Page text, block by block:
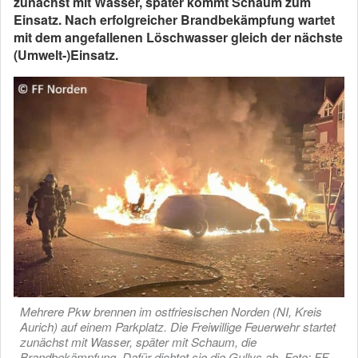
Einsatz. Nach erfolgreicher Brandbekämpfung wartet
mit dem angefallenen Löschwasser gleich der nächste
(Umwelt-)Einsatz.
Mehrere Pkw brennen im ostfriesischen Norden (NI, Kreis
Aurich) auf einem Parkplatz. Die Freiwillige Feuerwehr startet
zunächst mit Wasser, später mit Schaum, die